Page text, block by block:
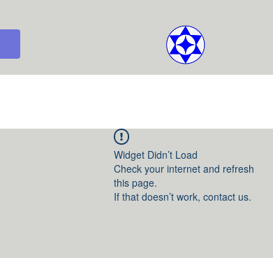
Widget Didn’t Load
Check your internet and refresh
this page.
If that doesn’t work, contact us.